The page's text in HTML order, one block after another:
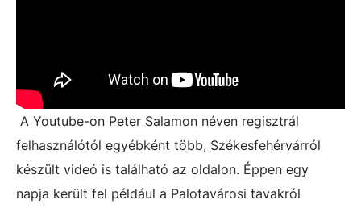
A Youtube-on Peter Salamon néven regisztrál
felhasználótól egyébként több, Székesfehérvárról
készült videó is található az oldalon. Éppen egy
napja került fel például a Palotavárosi tavakról